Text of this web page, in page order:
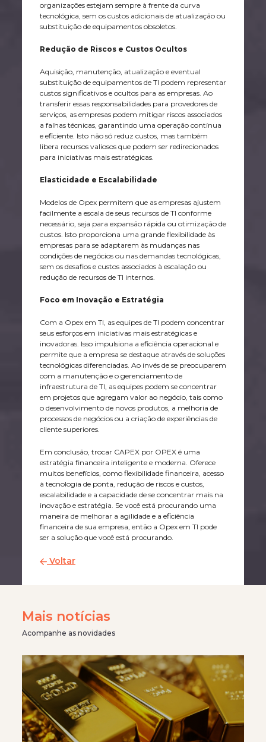
organizações estejam sempre à frente da curva
tecnológica, sem os custos adicionais de atualização ou
substituição de equipamentos obsoletos.
Redução de Riscos e Custos Ocultos
Aquisição, manutenção, atualização e eventual
substituição de equipamentos de TI podem representar
custos significativos e ocultos para as empresas. Ao
transferir essas responsabilidades para provedores de
serviços, as empresas podem mitigar riscos associados
a falhas técnicas, garantindo uma operação contínua
e eficiente. Isto não só reduz custos, mas também
libera recursos valiosos que podem ser redirecionados
para iniciativas mais estratégicas.
Elasticidade e Escalabilidade
Modelos de Opex permitem que as empresas ajustem
facilmente a escala de seus recursos de TI conforme
necessário, seja para expansão rápida ou otimização de
custos. Isto proporciona uma grande flexibilidade às
empresas para se adaptarem às mudanças nas
condições de negócios ou nas demandas tecnológicas,
sem os desafios e custos associados à escalação ou
redução de recursos de TI internos.
Foco em Inovação e Estratégia
Com a Opex em TI, as equipes de TI podem concentrar
seus esforços em iniciativas mais estratégicas e
inovadoras. Isso impulsiona a eficiência operacional e
permite que a empresa se destaque através de soluções
tecnológicas diferenciadas. Ao invés de se preocuparem
com a manutenção e o gerenciamento de
infraestrutura de TI, as equipes podem se concentrar
em projetos que agregam valor ao negócio, tais como
o desenvolvimento de novos produtos, a melhoria de
processos de negócios ou a criação de experiências de
cliente superiores.
Em conclusão, trocar CAPEX por OPEX é uma
estratégia financeira inteligente e moderna. Oferece
muitos benefícios, como flexibilidade financeira, acesso
à tecnologia de ponta, redução de riscos e custos,
escalabilidade e a capacidade de se concentrar mais na
inovação e estratégia. Se você está procurando uma
maneira de melhorar a agilidade e a eficiência
financeira de sua empresa, então a Opex em TI pode
ser a solução que você está procurando.
Voltar
Mais notícias
Acompanhe as novidades